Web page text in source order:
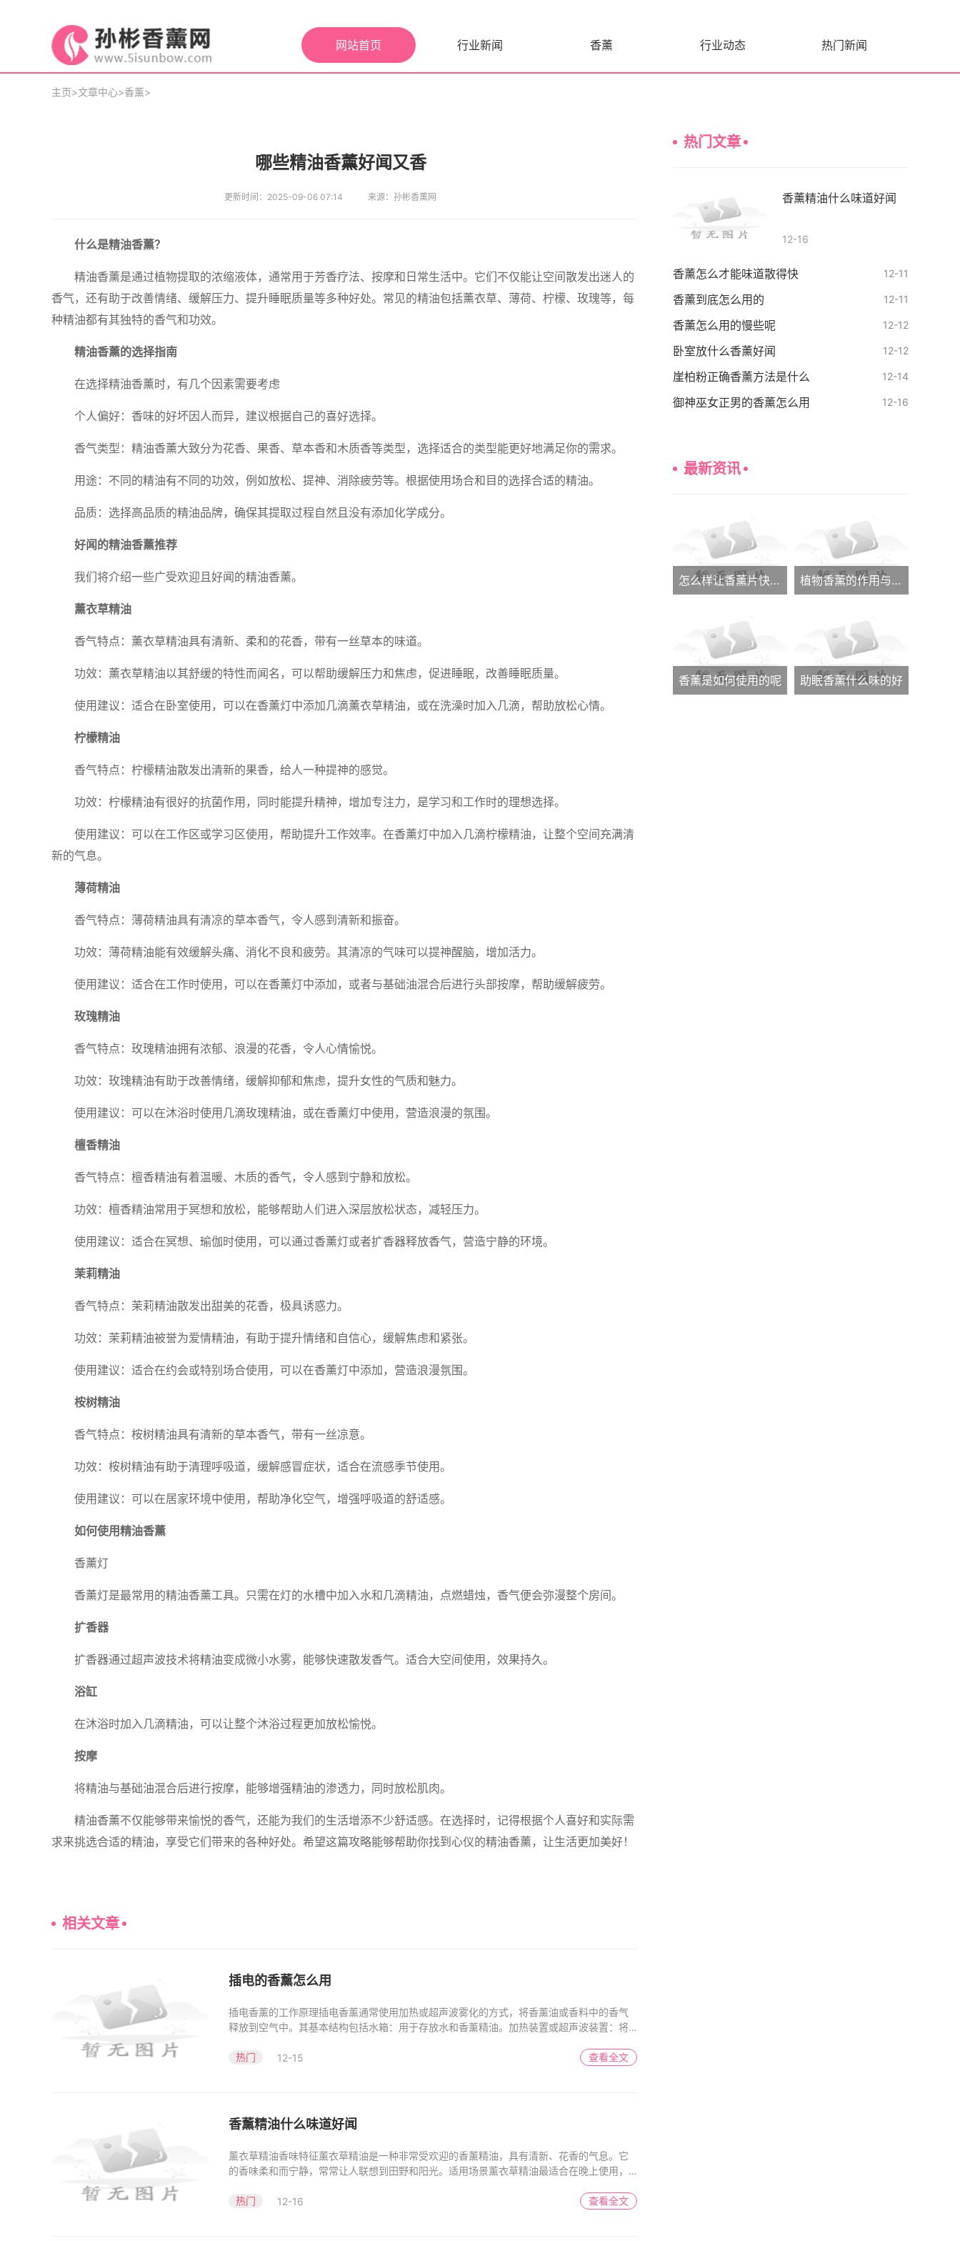
网站首页 行业新闻 香薰 行业动态 热门新闻
主页>文章中心>香薰>
哪些精油香薰好闻又香
更新时间：2025-09-06 07:14 来源：孙彬香薰网
什么是精油香薰？
精油香薰是通过植物提取的浓缩液体，通常用于芳香疗法、按摩和日常生活中。它们不仅能让空间散发出迷人的
香气，还有助于改善情绪、缓解压力、提升睡眠质量等多种好处。常见的精油包括薰衣草、薄荷、柠檬、玫瑰等，每
种精油都有其独特的香气和功效。
精油香薰的选择指南
在选择精油香薰时，有几个因素需要考虑
个人偏好：香味的好坏因人而异，建议根据自己的喜好选择。
香气类型：精油香薰大致分为花香、果香、草本香和木质香等类型，选择适合的类型能更好地满足你的需求。
用途：不同的精油有不同的功效，例如放松、提神、消除疲劳等。根据使用场合和目的选择合适的精油。
品质：选择高品质的精油品牌，确保其提取过程自然且没有添加化学成分。
好闻的精油香薰推荐
我们将介绍一些广受欢迎且好闻的精油香薰。
薰衣草精油
香气特点：薰衣草精油具有清新、柔和的花香，带有一丝草本的味道。
功效：薰衣草精油以其舒缓的特性而闻名，可以帮助缓解压力和焦虑，促进睡眠，改善睡眠质量。
使用建议：适合在卧室使用，可以在香薰灯中添加几滴薰衣草精油，或在洗澡时加入几滴，帮助放松心情。
柠檬精油
香气特点：柠檬精油散发出清新的果香，给人一种提神的感觉。
功效：柠檬精油有很好的抗菌作用，同时能提升精神，增加专注力，是学习和工作时的理想选择。
使用建议：可以在工作区或学习区使用，帮助提升工作效率。在香薰灯中加入几滴柠檬精油，让整个空间充满清
新的气息。
薄荷精油
香气特点：薄荷精油具有清凉的草本香气，令人感到清新和振奋。
功效：薄荷精油能有效缓解头痛、消化不良和疲劳。其清凉的气味可以提神醒脑，增加活力。
使用建议：适合在工作时使用，可以在香薰灯中添加，或者与基础油混合后进行头部按摩，帮助缓解疲劳。
玫瑰精油
香气特点：玫瑰精油拥有浓郁、浪漫的花香，令人心情愉悦。
功效：玫瑰精油有助于改善情绪，缓解抑郁和焦虑，提升女性的气质和魅力。
使用建议：可以在沐浴时使用几滴玫瑰精油，或在香薰灯中使用，营造浪漫的氛围。
檀香精油
香气特点：檀香精油有着温暖、木质的香气，令人感到宁静和放松。
功效：檀香精油常用于冥想和放松，能够帮助人们进入深层放松状态，减轻压力。
使用建议：适合在冥想、瑜伽时使用，可以通过香薰灯或者扩香器释放香气，营造宁静的环境。
茉莉精油
香气特点：茉莉精油散发出甜美的花香，极具诱惑力。
功效：茉莉精油被誉为爱情精油，有助于提升情绪和自信心，缓解焦虑和紧张。
使用建议：适合在约会或特别场合使用，可以在香薰灯中添加，营造浪漫氛围。
桉树精油
香气特点：桉树精油具有清新的草本香气，带有一丝凉意。
功效：桉树精油有助于清理呼吸道，缓解感冒症状，适合在流感季节使用。
使用建议：可以在居家环境中使用，帮助净化空气，增强呼吸道的舒适感。
如何使用精油香薰
香薰灯
香薰灯是最常用的精油香薰工具。只需在灯的水槽中加入水和几滴精油，点燃蜡烛，香气便会弥漫整个房间。
扩香器
扩香器通过超声波技术将精油变成微小水雾，能够快速散发香气。适合大空间使用，效果持久。
浴缸
在沐浴时加入几滴精油，可以让整个沐浴过程更加放松愉悦。
按摩
将精油与基础油混合后进行按摩，能够增强精油的渗透力，同时放松肌肉。
精油香薰不仅能够带来愉悦的香气，还能为我们的生活增添不少舒适感。在选择时，记得根据个人喜好和实际需
求来挑选合适的精油，享受它们带来的各种好处。希望这篇攻略能够帮助你找到心仪的精油香薰，让生活更加美好！
相关文章
插电的香薰怎么用
插电香薰的工作原理插电香薰通常使用加热或超声波雾化的方式，将香薰油或香料中的香气
释放到空气中。其基本结构包括水箱：用于存放水和香薰精油。加热装置或超声波装置：将
热门
12-15 查看全文
香薰精油什么味道好闻
薰衣草精油香味特征薰衣草精油是一种非常受欢迎的香薰精油，具有清新、花香的气息。它
的香味柔和而宁静，常常让人联想到田野和阳光。适用场景薰衣草精油最适合在晚上使用，
热门
12-16 查看全文
热门文章
香薰精油什么味道好闻
12-16
香薰怎么才能味道散得快 12-11
香薰到底怎么用的 12-11
香薰怎么用的慢些呢 12-12
卧室放什么香薰好闻 12-12
崖柏粉正确香薰方法是什么 12-14
御神巫女正男的香薰怎么用 12-16
最新资讯
怎么样让香薰片快速发香呢 植物香薰的作用与功效大全
香薰是如何使用的呢 助眠香薰什么味的好